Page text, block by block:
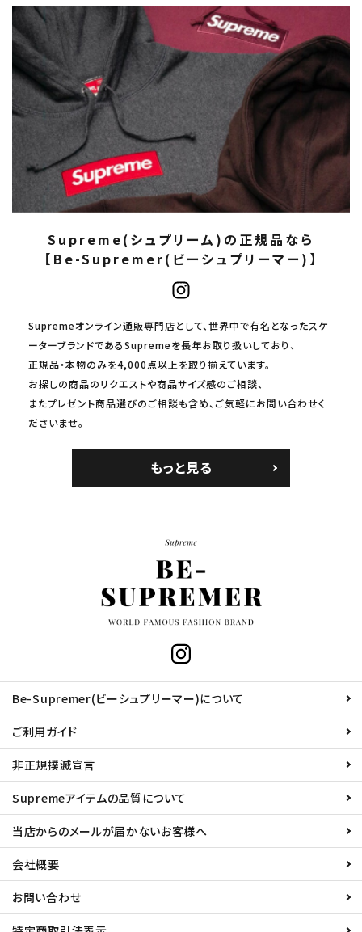
Supreme(シュプリーム)の正規品なら
【Be-Supremer(ビーシュプリーマー)】
Supremeオンライン通販専門店として、世界中で有名となったスケ
ーターブランドであるSupremeを長年お取り扱いしており、
正規品・本物のみを4,000点以上を取り揃えています。
お探しの商品のリクエストや商品サイズ感のご相談、
またプレゼント商品選びのご相談も含め、ご気軽にお問い合わせく
ださいませ。
もっと見る
Be-Supremer(ビーシュプリーマー)について
ご利用ガイド
非正規撲滅宣言
Supremeアイテムの品質について
当店からのメールが届かないお客様へ
会社概要
お問い合わせ